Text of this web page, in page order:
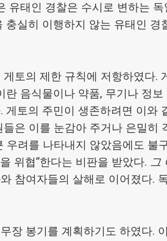
유태인 경찰은 수시로 변하는
실히 이행하지 않는 유태인 경
토의 제한 규칙에 저항하였다.
음식물이나 약품, 무기나 정
토의 주민이 생존하려면 이와
은 이를 눈감아 주거나 은밀히
려를 나타내지 않았음에도 불
위협”한다는 비판을 받았다. 그
참여자들의 살해로 이어졌다.
장 봉기를 계획하기도 하였다.